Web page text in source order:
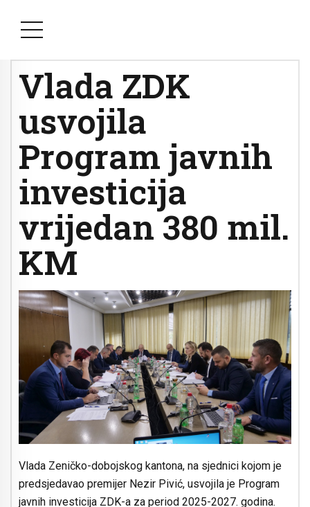
Vlada ZDK
usvojila
Program javnih
investicija
vrijedan 380 mil.
KM
Vlada Zeničko-dobojskog kantona, na sjednici kojom je
predsjedavao premijer Nezir Pivić, usvojila je Program
javnih investicija ZDK-a za period 2025-2027. godina.